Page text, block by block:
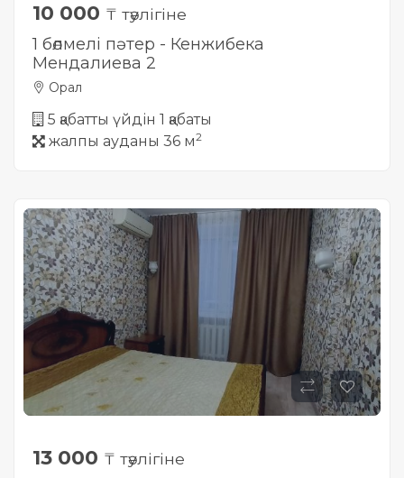
10 000 ₸ тәулігіне
1 бөлмелі пәтер - Кенжибека
Мендалиева 2
Орал
5 қабатты үйдін 1 қабаты
жалпы ауданы 36 м2
13 000 ₸ тәулігіне